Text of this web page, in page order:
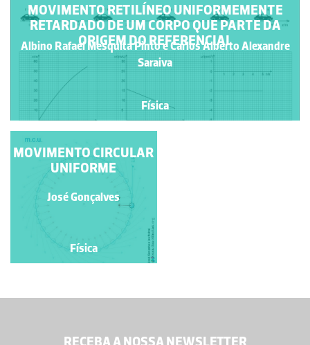
MOVIMENTO RETILÍNEO UNIFORMEMENTE
RETARDADO DE UM CORPO QUE PARTE DA
ORIGEM DO REFERENCIAL
Albino Rafael Mesquita Pinto e Carlos Alberto Alexandre
Saraiva
Física
GPS
Ricardo Garrido
Física
MOVIMENTO CIRCULAR
UNIFORME
José Gonçalves
Física
RECEBA A NOSSA NEWSLETTER